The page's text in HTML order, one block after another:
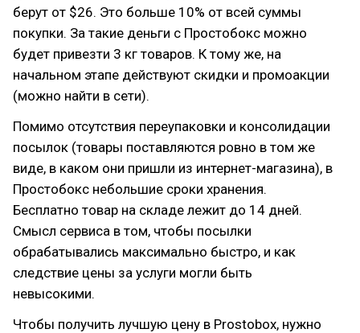
берут от $26. Это больше 10% от всей суммы
покупки. За такие деньги с Простобокс можно
будет привезти 3 кг товаров. К тому же, на
начальном этапе действуют скидки и промоакции
(можно найти в сети).
Помимо отсутствия переупаковки и консолидации
посылок (товары поставляются ровно в том же
виде, в каком они пришли из интернет-магазина), в
Простобокс небольшие сроки хранения.
Бесплатно товар на складе лежит до 14 дней.
Смысл сервиса в том, чтобы посылки
обрабатывались максимально быстро, и как
следствие цены за услуги могли быть
невысокими.
Чтобы получить лучшую цену в Prostobox, нужно